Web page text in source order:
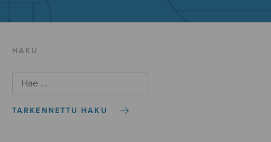
HAKU
TARKENNETTU HAKU